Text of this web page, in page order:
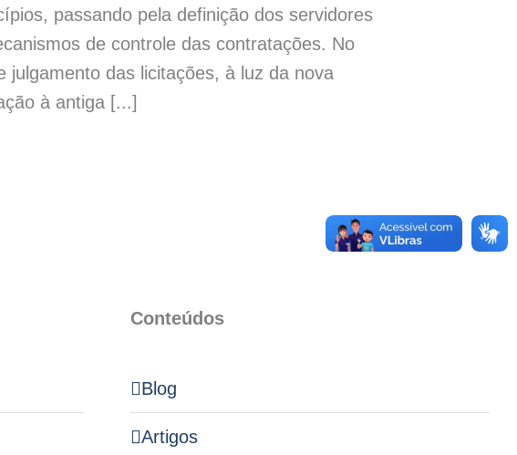
passando pela definição dos servidores
de controle das contratações. No
julgamento das licitações, à luz da nova
à antiga [...]
Conteúdos
Blog
Artigos